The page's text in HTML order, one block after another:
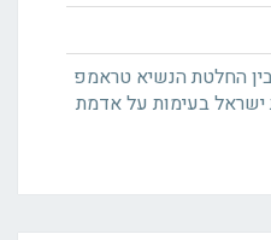
החלטת הנשיא טראמפ
ישראל בעימות על אדמת